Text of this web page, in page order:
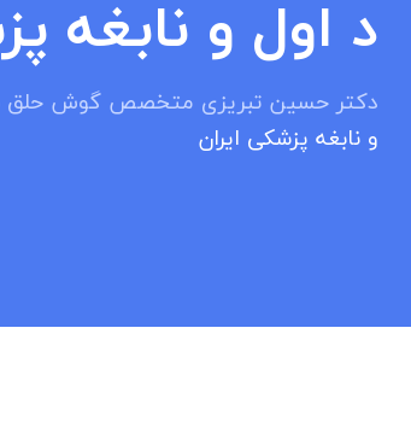
د اول و نابغه
دکتر حسین تبریزی متخصص گوش حلق
و نابغه پزشکی ایران